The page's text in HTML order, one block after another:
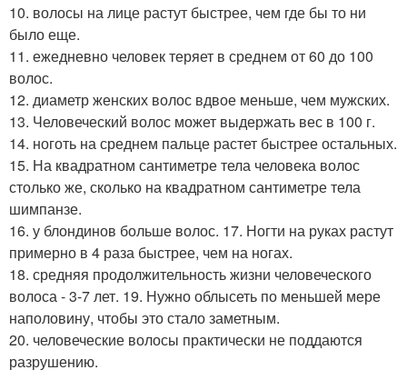
10. волосы на лице растут быстрее, чем где бы то ни
было еще.
11. ежедневно человек теряет в среднем от 60 до 100
волос.
12. диаметр женских волос вдвое меньше, чем мужских.
13. Человеческий волос может выдержать вес в 100 г.
14. ноготь на среднем пальце растет быстрее остальных.
15. На квадратном сантиметре тела человека волос
столько же, сколько на квадратном сантиметре тела
шимпанзе.
16. у блондинов больше волос. 17. Ногти на руках растут
примерно в 4 раза быстрее, чем на ногах.
18. средняя продолжительность жизни человеческого
волоса - 3-7 лет. 19. Нужно облысеть по меньшей мере
наполовину, чтобы это стало заметным.
20. человеческие волосы практически не поддаются
разрушению.